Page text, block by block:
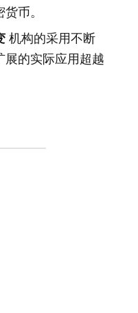
币。
机构的采用不断
展的实际应用超越